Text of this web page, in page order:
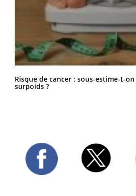
Risque de cancer : sous-estime-t-on
surpoids ?